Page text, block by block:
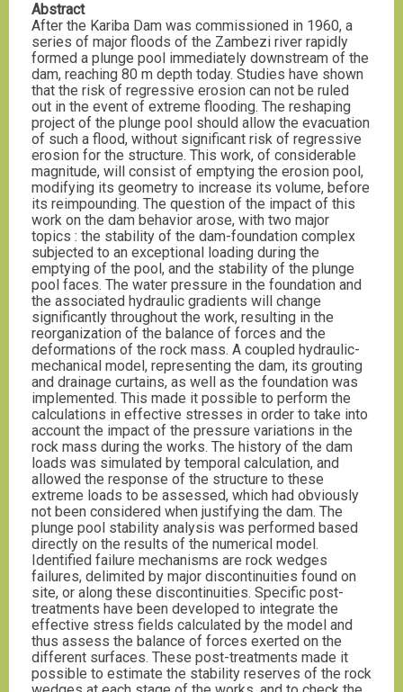
Abstract
After the Kariba Dam was commissioned in 1960, a
series of major floods of the Zambezi river rapidly
formed a plunge pool immediately downstream of the
dam, reaching 80 m depth today. Studies have shown
that the risk of regressive erosion can not be ruled
out in the event of extreme flooding. The reshaping
project of the plunge pool should allow the evacuation
of such a flood, without significant risk of regressive
erosion for the structure. This work, of considerable
magnitude, will consist of emptying the erosion pool,
modifying its geometry to increase its volume, before
its reimpounding. The question of the impact of this
work on the dam behavior arose, with two major
topics : the stability of the dam-foundation complex
subjected to an exceptional loading during the
emptying of the pool, and the stability of the plunge
pool faces. The water pressure in the foundation and
the associated hydraulic gradients will change
significantly throughout the work, resulting in the
reorganization of the balance of forces and the
deformations of the rock mass. A coupled hydraulic-
mechanical model, representing the dam, its grouting
and drainage curtains, as well as the foundation was
implemented. This made it possible to perform the
calculations in effective stresses in order to take into
account the impact of the pressure variations in the
rock mass during the works. The history of the dam
loads was simulated by temporal calculation, and
allowed the response of the structure to these
extreme loads to be assessed, which had obviously
not been considered when justifying the dam. The
plunge pool stability analysis was performed based
directly on the results of the numerical model.
Identified failure mechanisms are rock wedges
failures, delimited by major discontinuities found on
site, or along these discontinuities. Specific post-
treatments have been developed to integrate the
effective stress fields calculated by the model and
thus assess the balance of forces exerted on the
different surfaces. These post-treatments made it
possible to estimate the stability reserves of the rock